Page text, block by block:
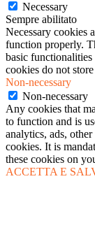
Necessary
Sempre abilitato
Necessary cookies
function properly.
basic functionalities
cookies do not
Non-necessary
Non-necessary
Any cookies that
to function and is
analytics, ads, other
cookies. It is
these cookies on
ACCETTA E